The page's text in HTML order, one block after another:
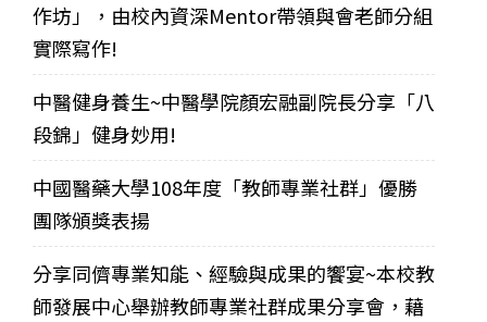
作坊」，由校內資深Mentor帶領與會老師分組
實際寫作!
中醫健身養生~中醫學院顏宏融副院長分享「八
段錦」健身妙用!
中國醫藥大學108年度「教師專業社群」優勝
團隊頒獎表揚
分享同儕專業知能、經驗與成果的饗宴~本校教
師發展中心舉辦教師專業社群成果分享會，藉